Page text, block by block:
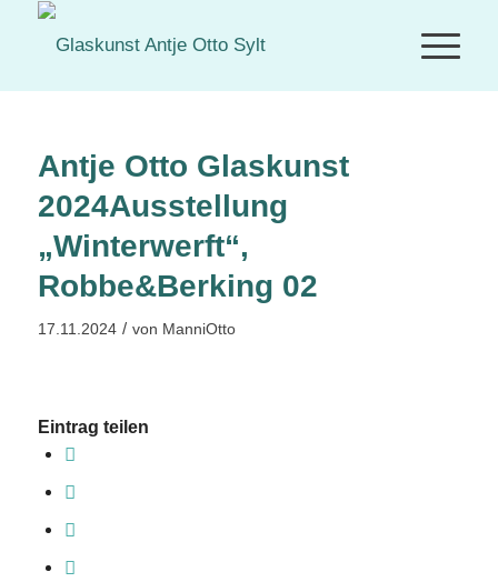
Antje Otto Glaskunst
2024Ausstellung
„Winterwerft“,
Robbe&Berking 02
17.11.2024 / von ManniOtto
Eintrag teilen